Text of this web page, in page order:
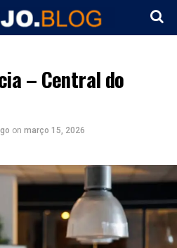
– Central do
on março 15, 2026